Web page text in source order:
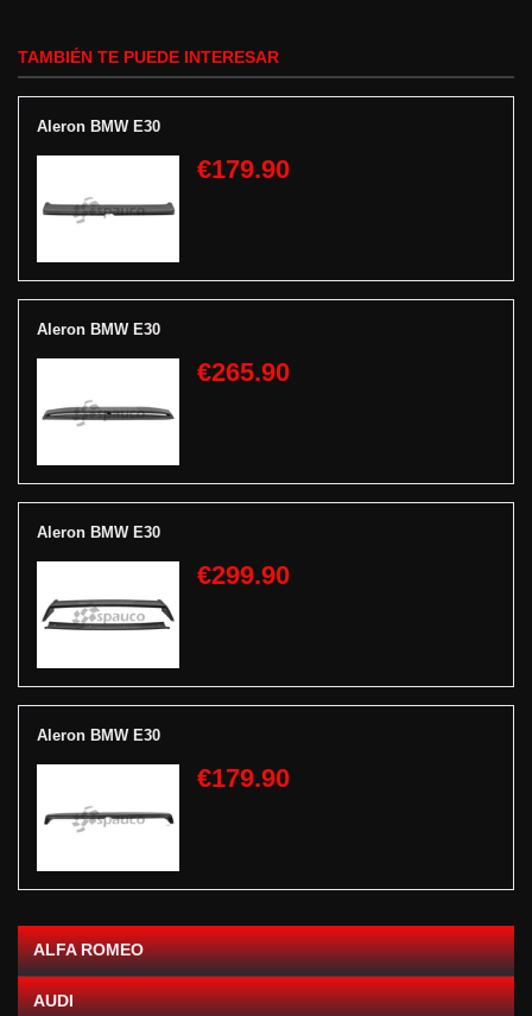
TAMBIÉN TE PUEDE INTERESAR
Aleron BMW E30
€179.90
Aleron BMW E30
€265.90
Aleron BMW E30
€299.90
Aleron BMW E30
€179.90
ALFA ROMEO
AUDI